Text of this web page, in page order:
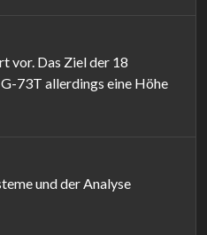
vor. Das Ziel der 18
73T allerdings eine Höhe
und der Analyse